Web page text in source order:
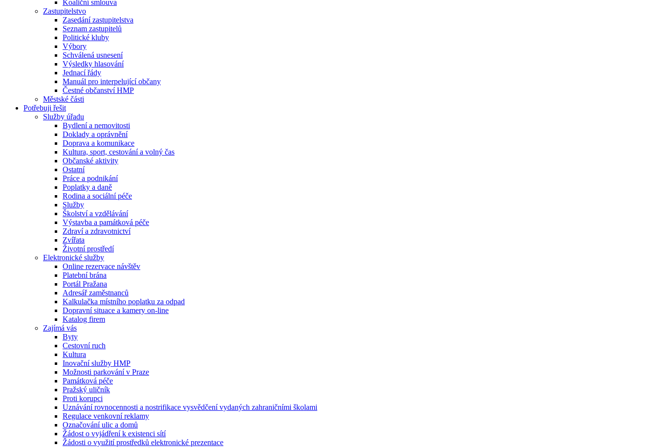
Koaliční smlouva
Zastupitelstvo
Zasedání zastupitelstva
Seznam zastupitelů
Politické kluby
Výbory
Schválená usnesení
Výsledky hlasování
Jednací řády
Manuál pro interpelující občany
Čestné občanství HMP
Městské části
Potřebuji řešit
Služby úřadu
Bydlení a nemovitosti
Doklady a oprávnění
Doprava a komunikace
Kultura, sport, cestování a volný čas
Občanské aktivity
Ostatní
Práce a podnikání
Poplatky a daně
Rodina a sociální péče
Služby
Školství a vzdělávání
Výstavba a památková péče
Zdraví a zdravotnictví
Zvířata
Životní prostředí
Elektronické služby
Online rezervace návštěv
Platební brána
Portál Pražana
Adresář zaměstnanců
Kalkulačka místního poplatku za odpad
Dopravní situace a kamery on-line
Katalog firem
Zajímá vás
Byty
Cestovní ruch
Kultura
Inovační služby HMP
Možnosti parkování v Praze
Památková péče
Pražský uličník
Proti korupci
Uznávání rovnocennosti a nostrifikace vysvědčení vydaných zahraničními školami
Regulace venkovní reklamy
Označování ulic a domů
Žádost o vyjádření k existenci sítí
Žádosti o využití prostředků elektronické prezentace